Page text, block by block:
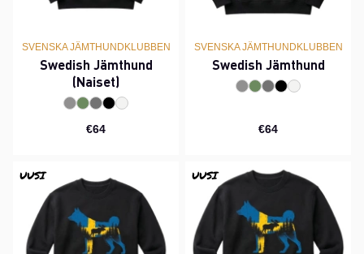
SVENSKA JÄMTHUNDKLUBBEN
Swedish Jämthund
(Naiset)
€64
SVENSKA JÄMTHUNDKLUBBEN
Swedish Jämthund
€64
UUSI UUSI